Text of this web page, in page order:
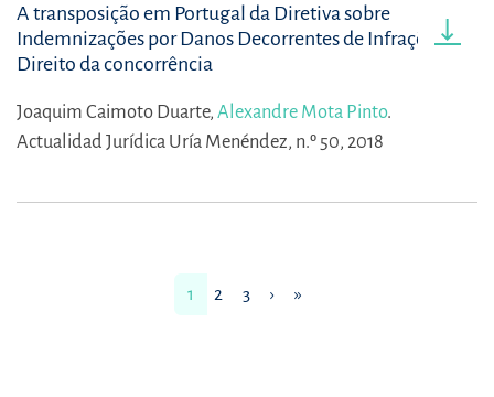
A transposição em Portugal da Diretiva sobre
Indemnizações por Danos Decorrentes de Infrações ao
Direito da concorrência
Joaquim Caimoto Duarte, Alexandre Mota Pinto.
Actualidad Jurídica Uría Menéndez, n.º 50, 2018
1 2 3 › »